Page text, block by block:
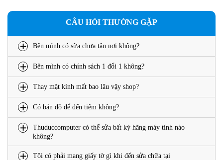
CÂU HỎI THƯỜNG GẶP
Bên mình có sữa chưa tận nơi không?
Bên mình có chính sách 1 đổi 1 không?
Thay mặt kính mất bao lâu vậy shop?
Có bản đồ để đến tiệm không?
Thuduccomputer có thể sửa bất kỳ hãng máy tính nào
không?
Tôi có phải mang giấy tờ gì khi đến sửa chữa tại